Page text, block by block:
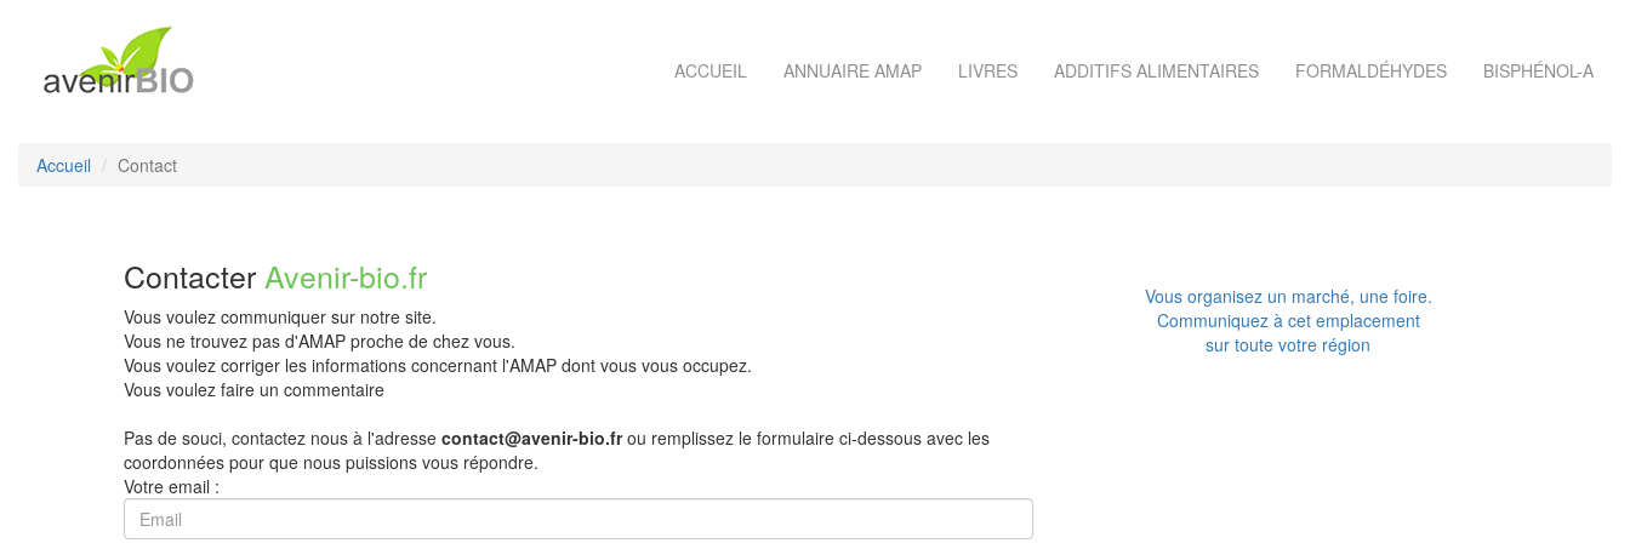
ACCUEIL ANNUAIRE AMAP LIVRES ADDITIFS ALIMENTAIRES FORMALDÉHYDES BISPHÉNOL-A
Accueil Contact
Contacter Avenir-bio.fr
Vous voulez communiquer sur notre site.
Vous ne trouvez pas d'AMAP proche de chez vous.
Vous voulez corriger les informations concernant l'AMAP dont vous vous occupez.
Vous voulez faire un commentaire
Pas de souci, contactez nous à l'adresse contact@avenir-bio.frou remplissez le formulaire ci-dessous avec les
coordonnées pour que nous puissions vous répondre.
Votre email :
Vous organisez un marché, une foire.
Communiquez à cet emplacement
sur toute votre région